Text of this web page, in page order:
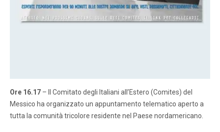
Ore 16.17 – Il Comitato degli Italiani all’Estero (Comites) del
Messico ha organizzato un appuntamento telematico aperto a
tutta la comunità tricolore residente nel Paese nordamericano.